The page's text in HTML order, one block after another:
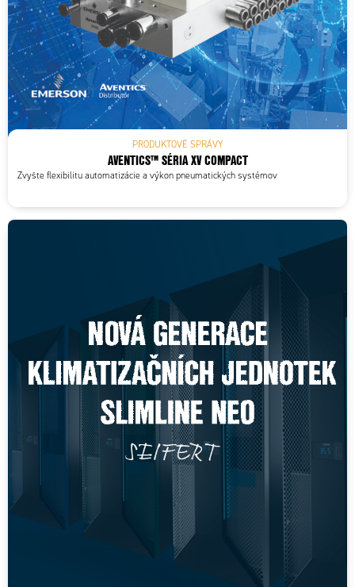
PRODUKTOVÉ SPRÁVY
AVENTICS™ SÉRIA XV COMPACT
Zvyšte flexibilitu automatizácie a výkon pneumatických systémov